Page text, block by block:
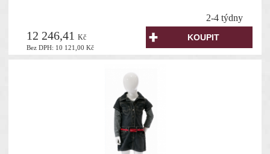
2-4 týdny
Bez DPH: 10 121,00Kč
12 246,41Kč